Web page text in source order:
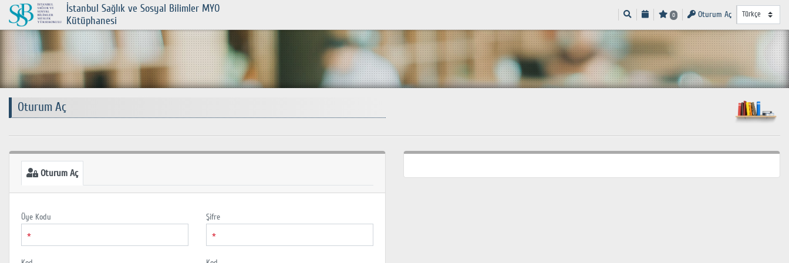
İstanbul Sağlık ve Sosyal Bilimler MYO
Kütüphanesi
0 Oturum Aç
Oturum Aç
Oturum Aç
Üye Kodu
*
Şifre
*